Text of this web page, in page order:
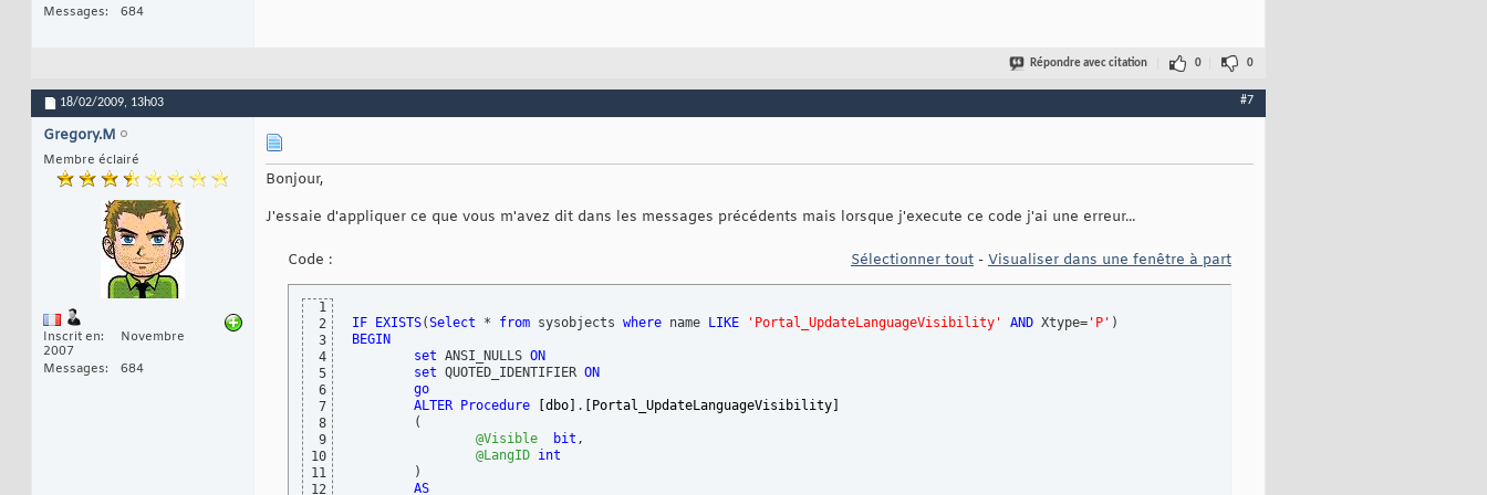
Messages
684
Répondre avec citation 0 0
18/02/2009, 13h03 #7
Gregory.M
Membre éclairé
Inscrit en
Novembre
2007
Messages
684
Bonjour,
J'essaie d'appliquer ce que vous m'avez dit dans les messages précédents mais lorsque j'execute ce code j'ai une erreur...
Code : Sélectionner tout - Visualiser dans une fenêtre à part
1
2
3
4
5
6
7
8
9
10
11
12
IF EXISTS(Select * from sysobjects where name LIKE 'Portal_UpdateLanguageVisibility' AND Xtype= 'P' )
BEGIN
set ANSI_NULLS ON
set QUOTED_IDENTIFIER ON
go
ALTER
Procedure [dbo] .
[Portal_UpdateLanguageVisibility]
(
@Visible
bit ,
@LangID int
)
AS